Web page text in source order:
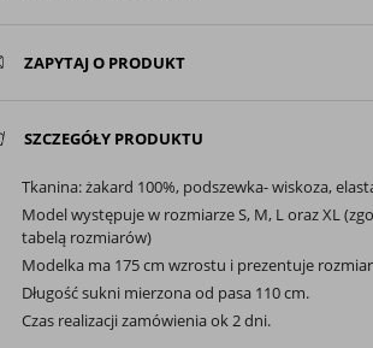
ZAPYTAJ O PRODUKT
SZCZEGÓŁY PRODUKTU
Tkanina: żakard 100%, podszewka- wiskoza,
Model występuje w rozmiarze S, M, L oraz XL
tabelą rozmiarów)
Modelka ma 175 cm wzrostu i prezentuje rozmiar
Długość sukni mierzona od pasa 110 cm.
Czas realizacji zamówienia ok 2 dni.